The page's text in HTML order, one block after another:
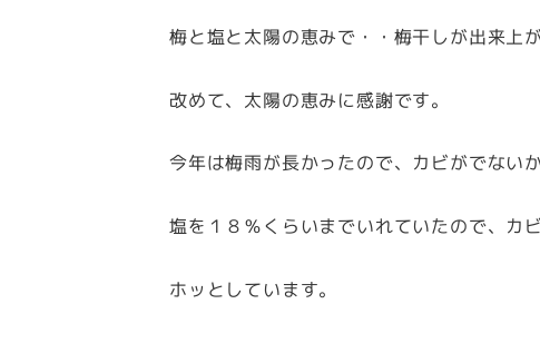
梅と塩と太陽の恵みで・・梅干しが出来上
改めて、太陽の恵みに感謝です。
今年は梅雨が長かったので、カビがでない
塩を１８％くらいまでいれていたので、カ
ホッとしています。